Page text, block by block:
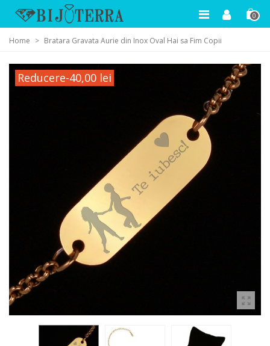
0
Home > Bratara Gravata Aurie din Inox Oval Hai sa Fim Copii
Reducere-40,00 lei